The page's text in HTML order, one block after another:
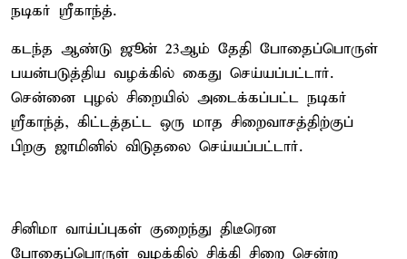
நடிகர் ஸ்ரீகாந்த்.
கடந்த ஆண்டு ஜூன் 23ஆம் தேதி போதைப்பொருள்
பயன்படுத்திய வழக்கில் கைது செய்யப்பட்டார்.
சென்னை புழல் சிறையில் அடைக்கப்பட்ட நடிகர்
ஸ்ரீகாந்த், கிட்டத்தட்ட ஒரு மாத சிறைவாசத்திற்குப்
பிறகு ஜாமினில் விடுதலை செய்யப்பட்டார்.
சினிமா வாய்ப்புகள் குறைந்து திடீரென
போதைப்பொருள் வழக்கில் சிக்கி சிறை சென்ற